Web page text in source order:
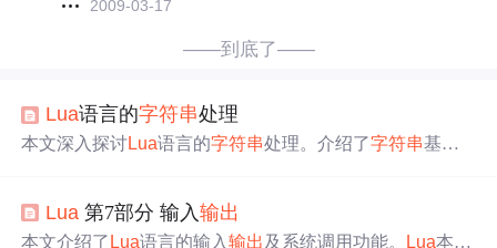
2009-03-17
——到底了——
Lua语言的字符串处理
本文深入探讨Lua语言的字符串处理。介绍了字符串基本
果。最后通过文本解析器和简易模板引擎两个案例展示其
实际应用，助开发者提升编程效率。
Lua 第7部分 输入输出
本文介绍了 Lua语言的输入输出 及系统调用功能。 Lua本身